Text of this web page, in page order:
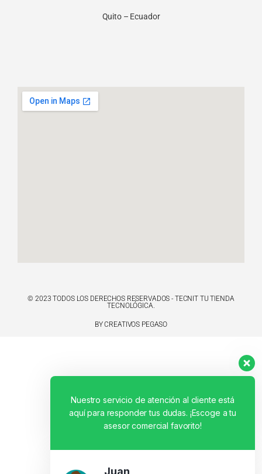
Quito – Ecuador
© 2023 TODOS LOS DERECHOS RESERVADOS - TECNIT TU TIENDA
TECNOLÓGICA.
BY CREATIVOS PEGASO
Nuestro servicio de atención al cliente está
aquí para responder tus dudas. ¡Escoge a tu
asesor comercial favorito!